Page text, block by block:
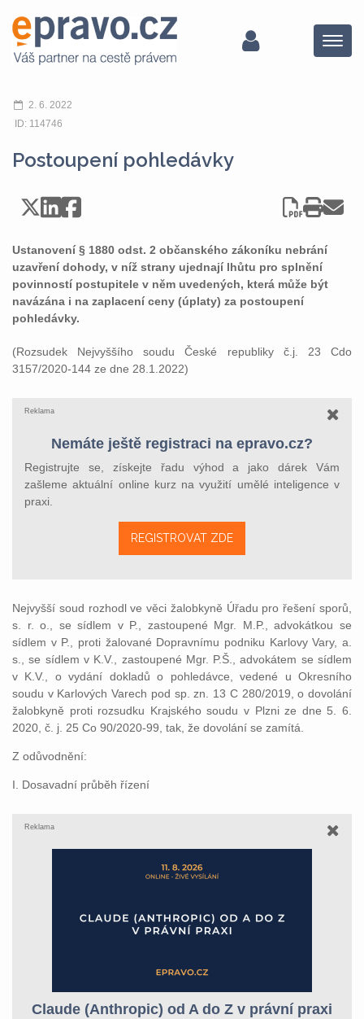
Menu
2. 6. 2022
ID: 114746
Postoupení pohledávky
Ustanovení § 1880 odst. 2 občanského zákoníku nebrání
uzavření dohody, v níž strany ujednají lhůtu pro splnění
povinností postupitele v něm uvedených, která může být
navázána i na zaplacení ceny (úplaty) za postoupení
pohledávky.
(Rozsudek Nejvyššího soudu České republiky č.j. 23 Cdo
3157/2020-144 ze dne 28.1.2022)
Reklama
Nemáte ještě registraci na epravo.cz?
Registrujte se, získejte řadu výhod a jako dárek Vám
zašleme aktuální online kurz na využití umělé inteligence v
praxi.
REGISTROVAT ZDE
Nejvyšší soud rozhodl ve věci žalobkyně Úřadu pro řešení sporů,
s. r. o., se sídlem v P., zastoupené Mgr. M.P., advokátkou se
sídlem v P., proti žalované Dopravnímu podniku Karlovy Vary, a.
s., se sídlem v K.V., zastoupené Mgr. P.Š., advokátem se sídlem
v K.V., o vydání dokladů o pohledávce, vedené u Okresního
soudu v Karlových Varech pod sp. zn. 13 C 280/2019, o dovolání
žalobkyně proti rozsudku Krajského soudu v Plzni ze dne 5. 6.
2020, č. j. 25 Co 90/2020-99, tak, že dovolání se zamítá.
Z odůvodnění:
I. Dosavadní průběh řízení
Reklama
Claude (Anthropic) od A do Z v právní praxi